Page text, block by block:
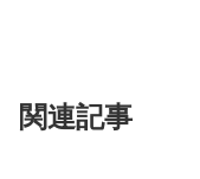
関連記事